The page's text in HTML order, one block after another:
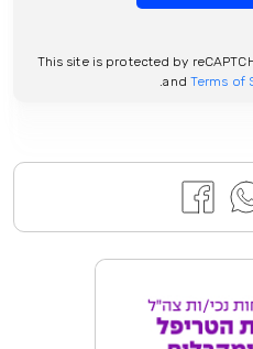
This site is protected by
and Terms of